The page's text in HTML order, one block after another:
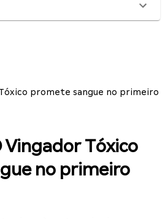
promete sangue no primeiro
Vingador Tóxico
no primeiro